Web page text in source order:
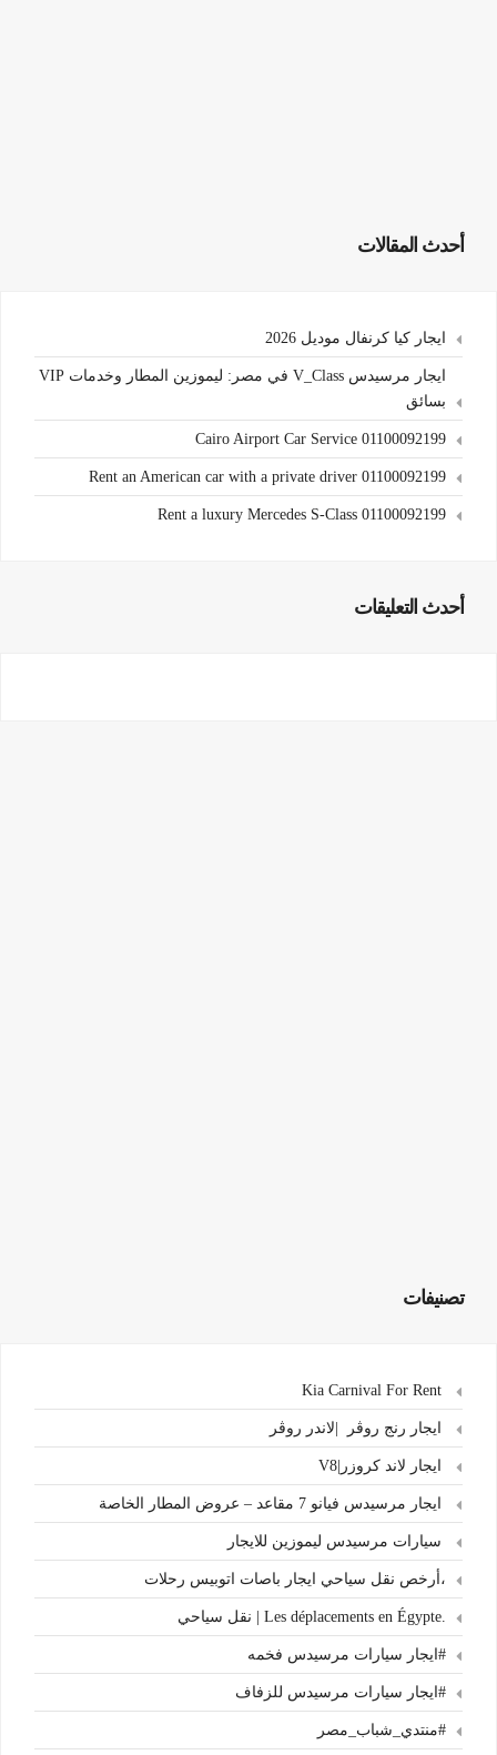
أحدث المقالات
ايجار كيا كرنفال موديل 2026
ايجار مرسيدس V_Class في مصر: ليموزين المطار وخدمات VIP
بسائق
Cairo Airport Car Service 01100092199
Rent an American car with a private driver 01100092199
Rent a luxury Mercedes S-Class 01100092199
أحدث التعليقات
تصنيفات
ايجار رنج روڤر |لاندر روڤر
ايجار لاند كروزر|V8
ايجار مرسيدس فيانو 7 مقاعد – عروض المطار الخاصة
سيارات مرسيدس ليموزين للايجار
،أرخص نقل سياحي ايجار باصات اتوبيس رحلات
.Les déplacements en Égypte | نقل سياحي
#ايجار سيارات مرسيدس فخمه
#ايجار سيارات مرسيدس للزفاف
#منتدي_شباب_مصر